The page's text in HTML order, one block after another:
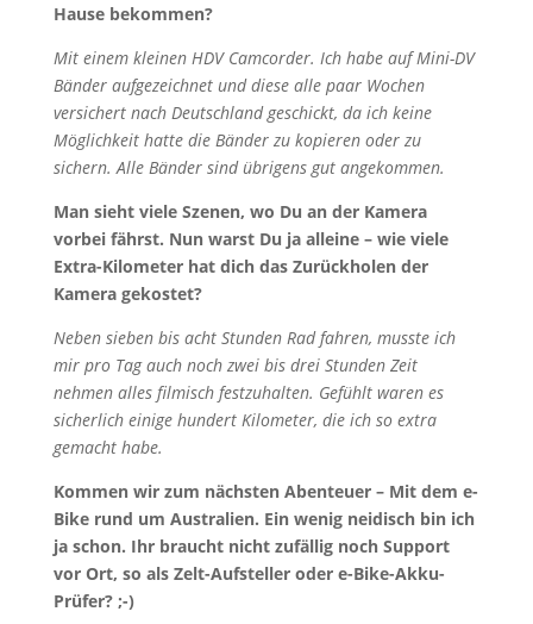
Hause bekommen?
Mit einem kleinen HDV Camcorder. Ich habe auf Mini-DV
Bänder aufgezeichnet und diese alle paar Wochen
versichert nach Deutschland geschickt, da ich keine
Möglichkeit hatte die Bänder zu kopieren oder zu
sichern. Alle Bänder sind übrigens gut angekommen.
Man sieht viele Szenen, wo Du an der Kamera
vorbei fährst. Nun warst Du ja alleine – wie viele
Extra-Kilometer hat dich das Zurückholen der
Kamera gekostet?
Neben sieben bis acht Stunden Rad fahren, musste ich
mir pro Tag auch noch zwei bis drei Stunden Zeit
nehmen alles filmisch festzuhalten. Gefühlt waren es
sicherlich einige hundert Kilometer, die ich so extra
gemacht habe.
Kommen wir zum nächsten Abenteuer – Mit dem e-
Bike rund um Australien. Ein wenig neidisch bin ich
ja schon. Ihr braucht nicht zufällig noch Support
vor Ort, so als Zelt-Aufsteller oder e-Bike-Akku-
Prüfer? ;-)